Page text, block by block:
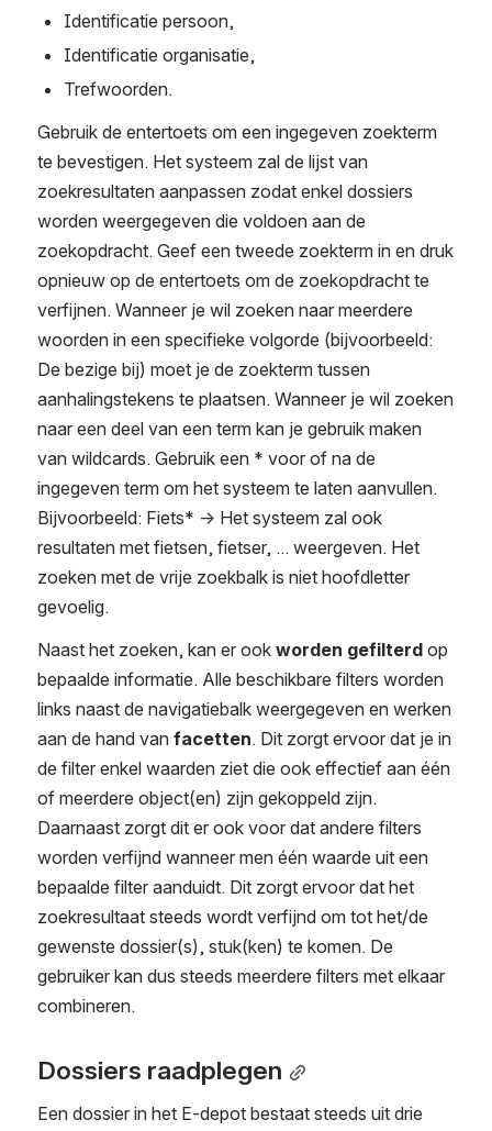
Identificatie persoon,
Identificatie organisatie,
Trefwoorden.
Gebruik de entertoets om een ingegeven zoekterm
te bevestigen. Het systeem zal de lijst van
zoekresultaten aanpassen zodat enkel dossiers
worden weergegeven die voldoen aan de
zoekopdracht. Geef een tweede zoekterm in en druk
opnieuw op de entertoets om de zoekopdracht te
verfijnen. Wanneer je wil zoeken naar meerdere
woorden in een specifieke volgorde (bijvoorbeeld:
De bezige bij) moet je de zoekterm tussen
aanhalingstekens te plaatsen. Wanneer je wil zoeken
naar een deel van een term kan je gebruik maken
van wildcards. Gebruik een * voor of na de
ingegeven term om het systeem te laten aanvullen.
Bijvoorbeeld: Fiets* -> Het systeem zal ook
resultaten met fietsen, fietser, ... weergeven. Het
zoeken met de vrije zoekbalk is niet hoofdletter
gevoelig.
Naast het zoeken, kan er ook worden gefilterd op
bepaalde informatie. Alle beschikbare filters worden
links naast de navigatiebalk weergegeven en werken
aan de hand van facetten. Dit zorgt ervoor dat je in
de filter enkel waarden ziet die ook effectief aan één
of meerdere object(en) zijn gekoppeld zijn.
Daarnaast zorgt dit er ook voor dat andere filters
worden verfijnd wanneer men één waarde uit een
bepaalde filter aanduidt. Dit zorgt ervoor dat het
zoekresultaat steeds wordt verfijnd om tot het/de
gewenste dossier(s), stuk(ken) te komen. De
gebruiker kan dus steeds meerdere filters met elkaar
combineren.
Dossiers raadplegen
Een dossier in het E-depot bestaat steeds uit drie